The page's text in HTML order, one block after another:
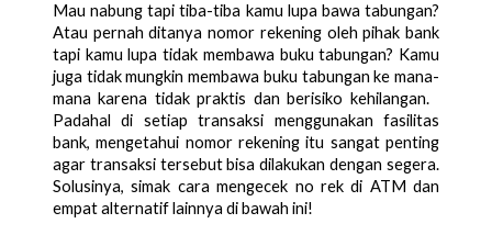
Mau nabung tapi tiba-tiba kamu lupa bawa tabungan?
Atau pernah ditanya nomor rekening oleh pihak bank
tapi kamu lupa tidak membawa buku tabungan? Kamu
juga tidak mungkin membawa buku tabungan ke mana-
mana karena tidak praktis dan berisiko kehilangan.
Padahal di setiap transaksi menggunakan fasilitas
bank, mengetahui nomor rekening itu sangat penting
agar transaksi tersebut bisa dilakukan dengan segera.
Solusinya, simak cara mengecek no rek di ATM dan
empat alternatif lainnya di bawah ini!